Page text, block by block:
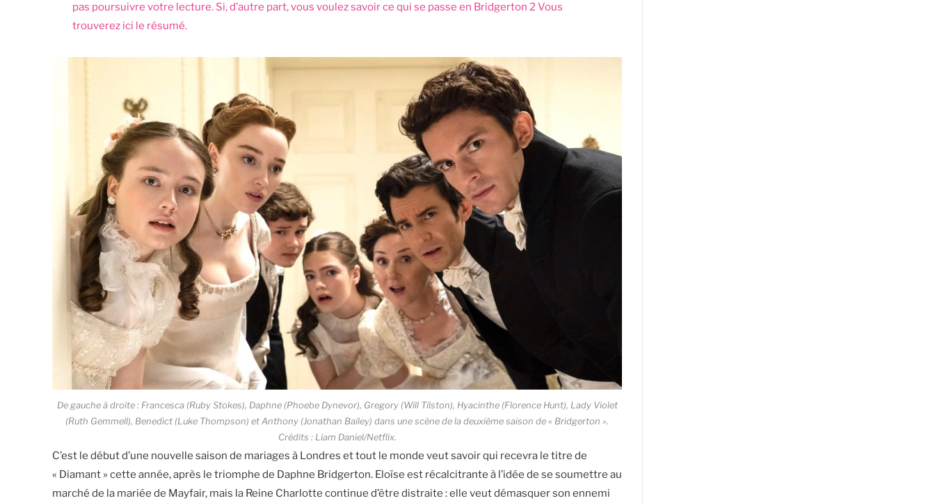
pas poursuivre votre lecture. Si, d’autre part, vous voulez savoir ce qui se passe en Bridgerton 2Vous
trouverez ici le résumé.
De gauche à droite : Francesca (Ruby Stokes), Daphne (Phoebe Dynevor), Gregory (Will Tilston), Hyacinthe (Florence Hunt), Lady Violet
(Ruth Gemmell), Benedict (Luke Thompson) et Anthony (Jonathan Bailey) dans une scène de la deuxième saison de « Bridgerton ».
Crédits : Liam Daniel/Netflix.
C’est le début d’une nouvelle saison de mariages à Londres et tout le monde veut savoir qui recevra le titre de
« Diamant » cette année, après le triomphe de Daphne Bridgerton. Eloïse est récalcitrante à l’idée de se soumettre au
marché de la mariée de Mayfair, mais la Reine Charlotte continue d’être distraite : elle veut démasquer son ennemi